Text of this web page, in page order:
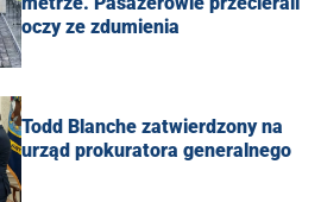
oczy ze zdumienia
Todd Blanche zatwierdzony na
urząd prokuratora generalnego